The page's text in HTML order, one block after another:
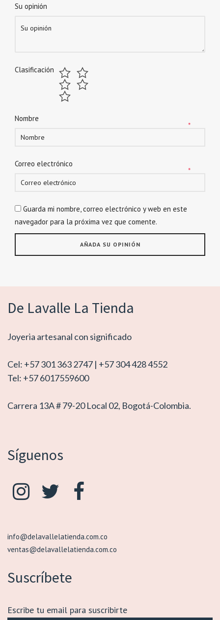
Su opinión
Clasificación
Nombre
*
Correo electrónico
*
Guarda mi nombre, correo electrónico y web en este
navegador para la próxima vez que comente.
De Lavalle La Tienda
Joyeria artesanal con significado
Cel: +57 301 363 2747 | +57 304 428 4552
Tel: +57 6017559600
Carrera 13A # 79-20 Local 02, Bogotá-Colombia.
Síguenos
info@delavallelatienda.com.co
ventas@delavallelatienda.com.co
Suscríbete